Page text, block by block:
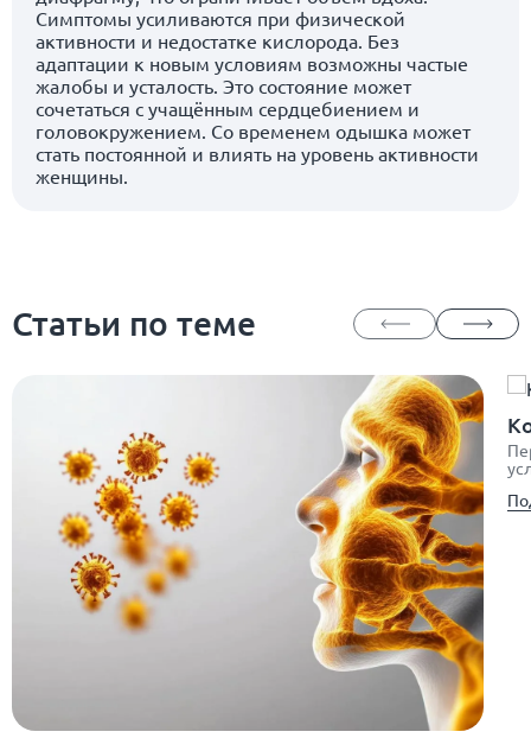
Симптомы усиливаются при физической
активности и недостатке кислорода. Без
адаптации к новым условиям возможны частые
жалобы и усталость. Это состояние может
сочетаться с учащённым сердцебиением и
головокружением. Со временем одышка может
стать постоянной и влиять на уровень активности
женщины.
Статьи по теме